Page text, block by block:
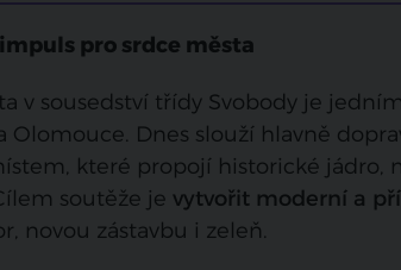
pro srdce města
v sousedství třídy Svobody je
Olomouce. Dnes slouží hlavně
které propojí historické jádro,
soutěže je vytvořit moderní a
novou zástavbu i zeleň.